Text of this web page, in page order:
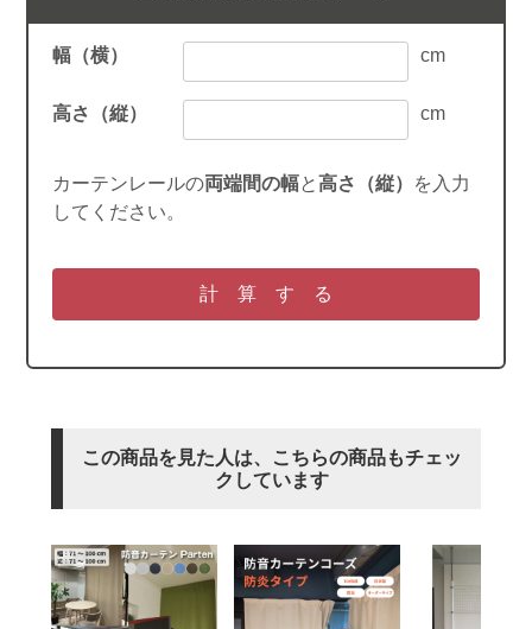
幅（横） cm
高さ（縦） cm
カーテンレールの両端間の幅と高さ（縦） を入力
してください。
この商品を見た人は、こちらの商品もチェッ
クしています